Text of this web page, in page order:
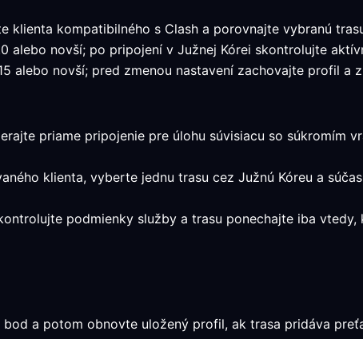
klienta kompatibilného s Clash a porovnajte vybranú
alebo novší; po pripojení v Južnej Kórei skontrolujte
alebo novší; pred zmenou nastavení zachovajte profil a
priame pripojenie pre úlohu súvisiacu so súkromím
klienta, vyberte jednu trasu cez Južnú Kóreu a
podmienky služby a trasu ponechajte iba
a potom obnovte uložený profil, ak trasa pridáva